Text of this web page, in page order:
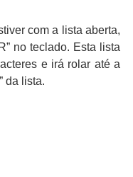
com a lista aberta,
no teclado. Esta lista
e irá rolar até a
da lista.